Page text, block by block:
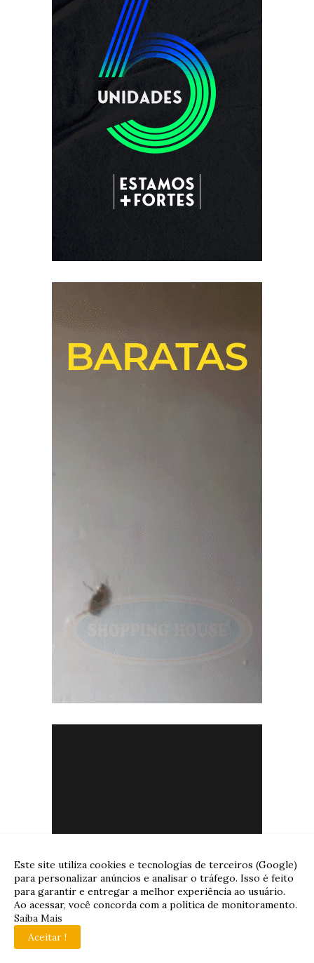
Este site utiliza cookies e tecnologias de terceiros (Google)
para personalizar anúncios e analisar o tráfego. Isso é feito
para garantir e entregar a melhor experiência ao usuário.
Ao acessar, você concorda com a política de monitoramento.
Saiba Mais
Aceitar !